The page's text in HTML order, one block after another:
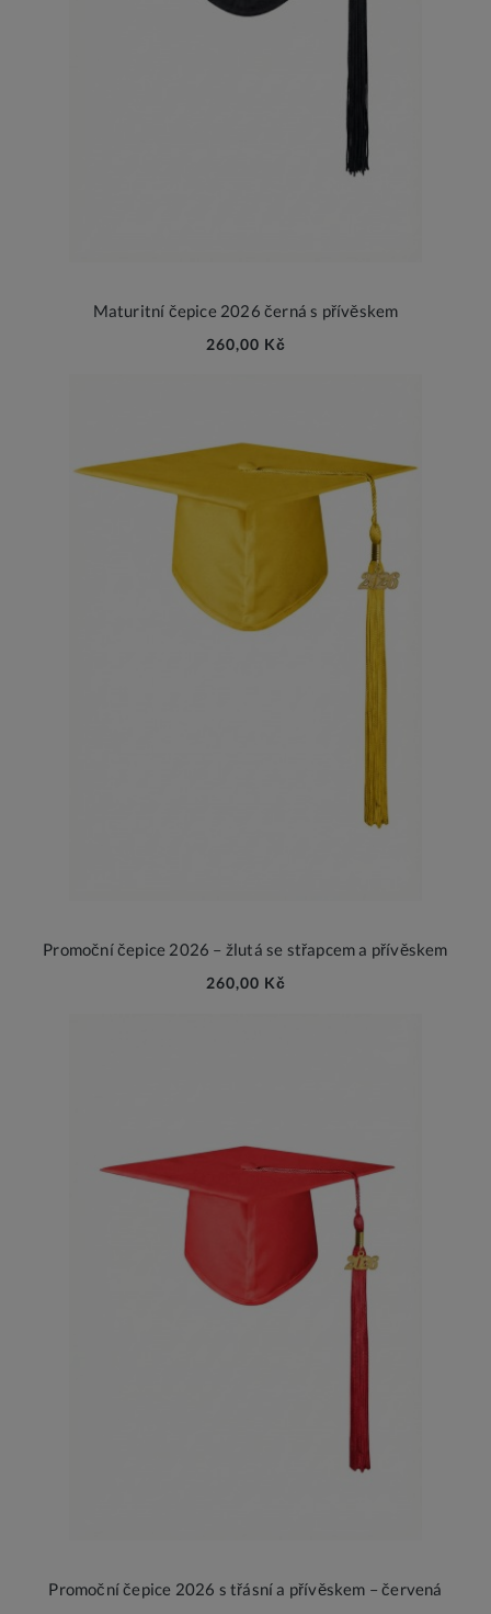
Maturitní čepice 2026 černá s přívěskem
260,00 Kč
Promoční čepice 2026 – žlutá se střapcem a přívěskem
260,00 Kč
Promoční čepice 2026 s třásní a přívěskem – červená